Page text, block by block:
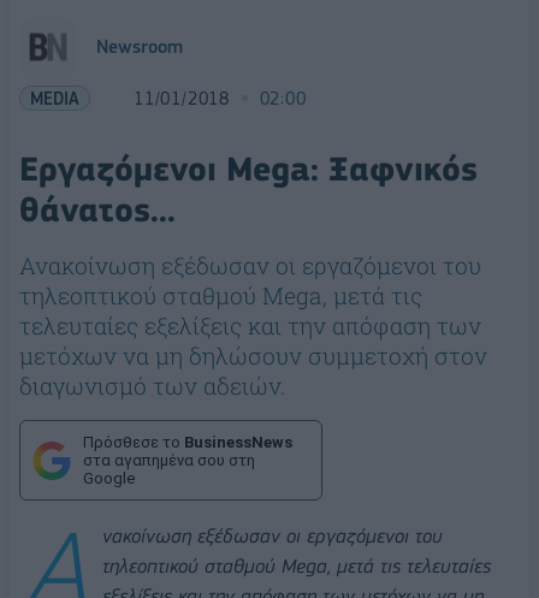
Newsroom
MEDIA 11/01/2018 02:00
Εργαζόμενοι Mega: Ξαφνικός
θάνατος...
Ανακοίνωση εξέδωσαν οι εργαζόμενοι του
τηλεοπτικού σταθμού Mega, μετά τις
τελευταίες εξελίξεις και την απόφαση των
μετόχων να μη δηλώσουν συμμετοχή στον
διαγωνισμό των αδειών.
Πρόσθεσε το BusinessNews
στα αγαπημένα σου στη
Google
Α
νακοίνωση εξέδωσαν οι εργαζόμενοι του
τηλεοπτικού σταθμού Mega, μετά τις τελευταίες